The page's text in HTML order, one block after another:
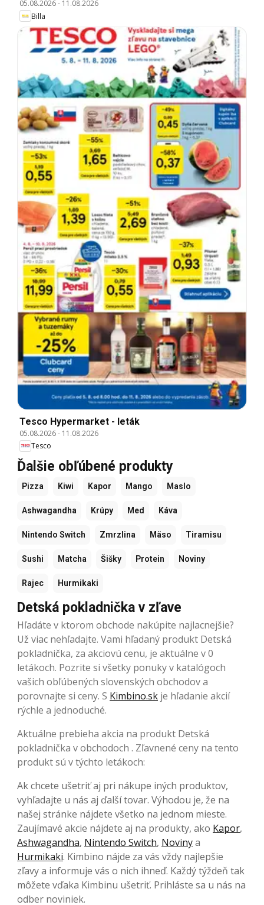
05.08.2026- 11.08.2026
Billa
Tesco Hypermarket - leták
05.08.2026- 11.08.2026
Tesco
Ďalšie obľúbené produkty
Pizza Kiwi Kapor Mango Maslo
Ashwagandha Krúpy Med Káva
Nintendo Switch Zmrzlina Mäso Tiramisu
Sushi Matcha Šišky Protein Noviny
Rajec Hurmikaki
Detská pokladnička v zľave
Hľadáte v ktorom obchode nakúpite najlacnejšie?
Už viac nehľadajte. Vami hľadaný produkt Detská
pokladnička, za akciovú cenu, je aktuálne v 0
letákoch. Pozrite si všetky ponuky v katalógoch
vašich obľúbených slovenských obchodov a
porovnajte si ceny. S Kimbino.sk je hľadanie akcií
rýchle a jednoduché.
Aktuálne prebieha akcia na produkt Detská
pokladnička v obchodoch . Zľavnené ceny na tento
produkt sú v týchto letákoch:
Ak chcete ušetriť aj pri nákupe iných produktov,
vyhľadajte u nás aj ďalší tovar. Výhodou je, že na
našej stránke nájdete všetko na jednom mieste.
Zaujímavé akcie nájdete aj na produkty, ako Kapor,
Ashwagandha, Nintendo Switch, Novinya
Hurmikaki. Kimbino nájde za vás vždy najlepšie
zľavy a informuje vás o nich ihneď. Každý týždeň tak
môžete vďaka Kimbinu ušetriť. Prihláste sa u nás na
odber noviniek.